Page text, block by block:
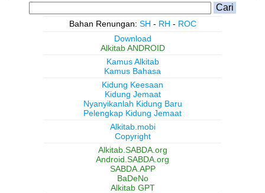
Bahan Renungan: SH - RH - ROC
Download
Alkitab ANDROID
Kamus Alkitab
Kamus Bahasa
Kidung Keesaan
Kidung Jemaat
Nyanyikanlah Kidung Baru
Pelengkap Kidung Jemaat
Alkitab.mobi
Copyright
Alkitab.SABDA.org
Android.SABDA.org
SABDA.APP
BaDeNo
Alkitab GPT